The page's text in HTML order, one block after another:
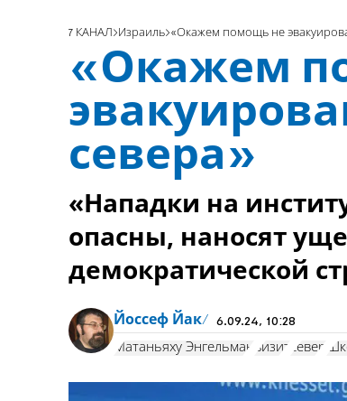
7 КАНАЛ Израиль «Окажем помощь не
«Окажем
севера»
«Нападки на
опасны, наносят
демократической
Йоссеф Йак 6.09.24, 10:28
Матаньяху Энгельман визит север